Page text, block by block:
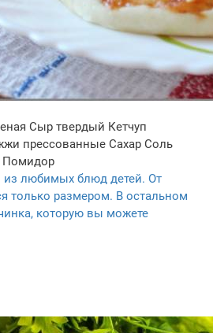
Сыр твердый Кетчуп
прессованные Сахар Соль
Помидор
из любимых блюд детей. От
только размером. В остальном
которую вы можете